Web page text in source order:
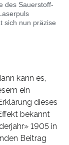
des Sauerstoff-
sich nun präzise
kann es,
ein
dieses
bekannt
1905 in
Beitrag